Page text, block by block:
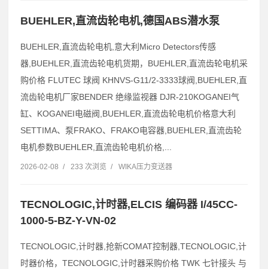
BUEHLER,直流齿轮电机,德国ABS潜水泵
BUEHLER,直流齿轮电机,意大利Micro Detectors传感
器,BUEHLER,直流齿轮电机货期，BUEHLER,直流齿轮电机采
购价格 FLUTEC 球阀 KHNVS-G11/2-3333球阀,BUEHLER,直
流齿轮电机厂家BENDER 绝缘监视器 DJR-210KOGANEI气
缸、KOGANEI电磁阀,BUEHLER,直流齿轮电机价格意大利
SETTIMA、泵FRAKO、FRAKO电容器,BUEHLER,直流齿轮
电机参数BUEHLER,直流齿轮电机价格,...
2026-02-08 / 233 次浏览 / WIKA压力变送器
TECNOLOGIC,计时器,ELCIS 编码器 I/45CC-
1000-5-BZ-Y-VN-02
TECNOLOGIC,计时器,抢新COMAT控制器,TECNOLOGIC,计
时器价格，TECNOLOGIC,计时器采购价格 TWK 七针接头 与